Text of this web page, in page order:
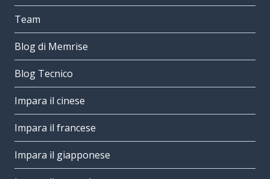
Team
Blog di Memrise
Blog Tecnico
Impara il cinese
Impara il francese
Impara il giapponese